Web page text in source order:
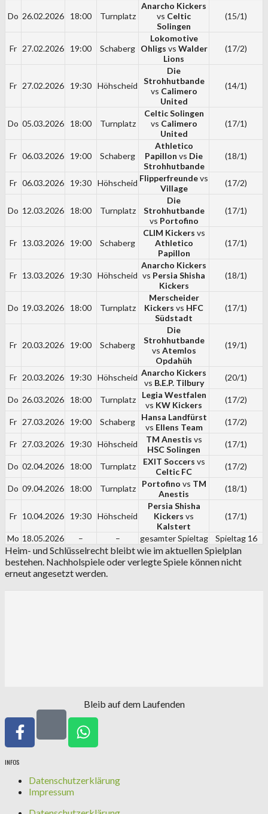
Do 26.02.2026 18:00 Turnplatz
Anarcho Kickers
vs Celtic
Solingen
(15/1)
Fr 27.02.2026 19:00 Schaberg
Lokomotive
Ohligs vs Walder
Lions
(17/2)
Fr 27.02.2026 19:30 Höhscheid
Die
Strohhutbande
vs Calimero
United
(14/1)
Do 05.03.2026 18:00 Turnplatz
Celtic Solingen
vs Calimero
United
(17/1)
Fr 06.03.2026 19:00 Schaberg
Athletico
Papillon vs Die
Strohhutbande
(18/1)
Fr 06.03.2026 19:30 Höhscheid Flipperfreundevs
Village
(17/2)
Do 12.03.2026 18:00 Turnplatz
Die
Strohhutbande
vs Portofino
(17/1)
Fr 13.03.2026 19:00 Schaberg
CLIM Kickers vs
Athletico
Papillon
(17/1)
Fr 13.03.2026 19:30 Höhscheid
Anarcho Kickers
vs Persia Shisha
Kickers
(18/1)
Do 19.03.2026 18:00 Turnplatz
Merscheider
Kickers vs HFC
Südstadt
(17/1)
Fr 20.03.2026 19:00 Schaberg
Die
Strohhutbande
vs Atemlos
Opdahüh
(19/1)
Fr 20.03.2026 19:30 Höhscheid Anarcho Kickers
vs B.E.P. Tilbury
(20/1)
Do 26.03.2026 18:00 Turnplatz
Legia Westfalen
vs KW Kickers
(17/2)
Fr 27.03.2026 19:00 Schaberg
Hansa Landfürst
vs Ellens Team
(17/2)
Fr 27.03.2026 19:30 Höhscheid TM Anestis vs
HSC Solingen
(17/1)
Do 02.04.2026 18:00 Turnplatz EXIT Soccers vs
Celtic FC
(17/2)
Do 09.04.2026 18:00 Turnplatz Portofino vs TM
Anestis
(18/1)
Fr 10.04.2026 19:30 Höhscheid
Persia Shisha
Kickers vs
Kalstert
(17/1)
Mo 18.05.2026 – – gesamter Spieltag Spieltag 16
Heim- und Schlüsselrecht bleibt wie im aktuellen Spielplan
bestehen. Nachholspiele oder verlegte Spiele können nicht
erneut angesetzt werden.
Bleib auf dem Laufenden
INFOS
Datenschutzerklärung
Impressum